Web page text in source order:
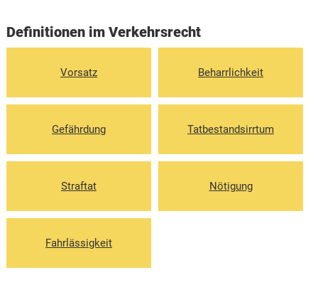
Definitionen im Verkehrsrecht
Vorsatz Beharrlichkeit
Gefährdung Tatbestandsirrtum
Straftat Nötigung
Fahrlässigkeit